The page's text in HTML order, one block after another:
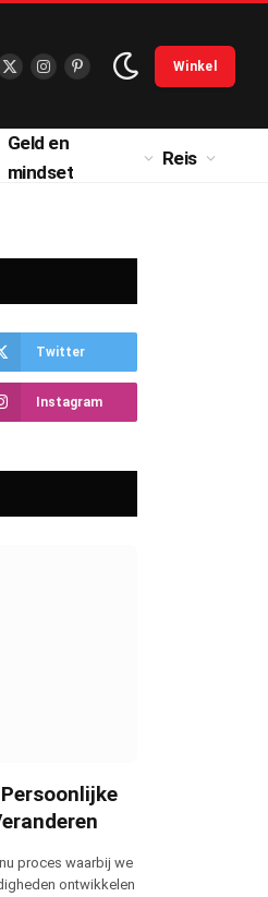
X
Instagram
Pinterest
Winkel
Geld en
mindset
Reis
Twitter
Instagram
proces waarbij we
ontwikkelen